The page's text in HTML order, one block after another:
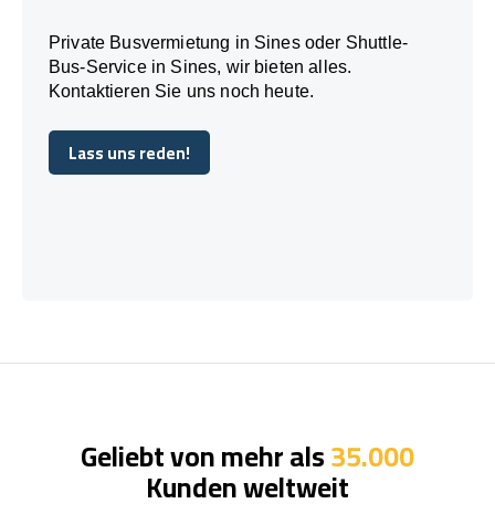
Private Busvermietung in Sines oder Shuttle-
Bus-Service in Sines, wir bieten alles.
Kontaktieren Sie uns noch heute.
Lass uns reden!
Lass uns reden!
Geliebt von mehr als35.000
Kunden weltweit